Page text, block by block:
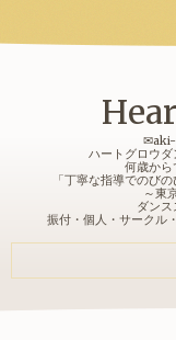
✉aki-
ハートグロウダ
何歳から
「丁寧な指導でのび
～東
ダン
振付・個人・サーク